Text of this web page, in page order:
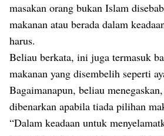
masakan orang bukan Islam
makanan atau berada dalam
harus.
Beliau berkata, ini juga termasuk
makanan yang disembelih seperti
Bagaimanapun, beliau
dibenarkan apabila tiada pilihan
“Dalam keadaan untuk